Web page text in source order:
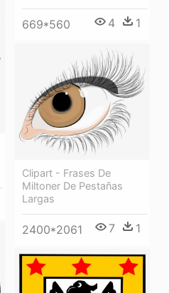
669*560 4 1
Clipart - Frases De
Miltoner De Pestañas
Largas
2400*2061 7 1